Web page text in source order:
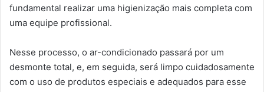
fundamental realizar uma higienização mais completa com
uma equipe profissional.
Nesse processo, o ar-condicionado passará por um
desmonte total, e, em seguida, será limpo cuidadosamente
com o uso de produtos especiais e adequados para esse